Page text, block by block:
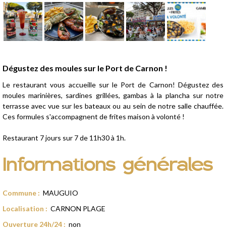
Présentation
Dégustez des moules sur le Port de Carnon !
Le restaurant vous accueille sur le Port de Carnon! Dégustez des
moules marinières, sardines grillées, gambas à la plancha sur notre
terrasse avec vue sur les bateaux ou au sein de notre salle chauffée.
Ces formules s'accompagnent de frites maison à volonté !
Restaurant 7 jours sur 7 de 11h30 à 1h.
Informations générales
Commune : MAUGUIO
Localisation : CARNON PLAGE
Ouverture 24h/24 : non